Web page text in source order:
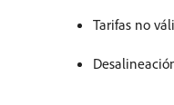
Tarifas no